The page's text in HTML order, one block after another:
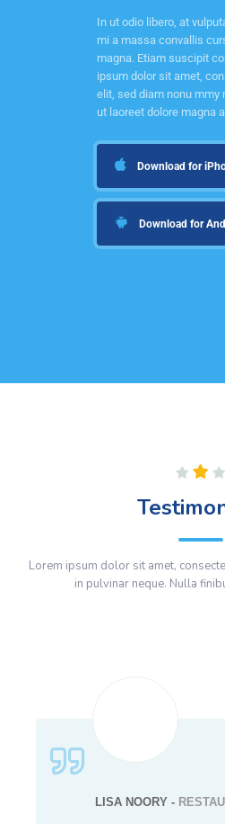
In ut odio libero, at
mi a massa convallis
magna. Etiam suscipit
ipsum dolor sit amet,
elit, sed diam nonu
ut laoreet dolore magna
Download for
Download for
Lorem ipsum dolor sit amet,
in pulvinar neque. Nulla
LISA NOORY -